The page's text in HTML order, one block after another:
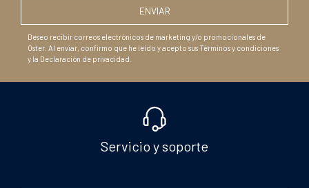
Deseo recibir correos electrónicos de marketing y/o promocionales de
Oster. Al enviar, confirmo que he leído y acepto sus Términos y condiciones
y la Declaración de privacidad.
Servicio y soporte